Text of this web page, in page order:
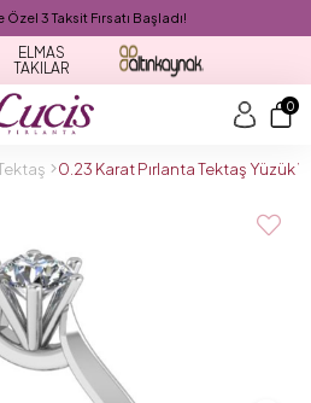
3 Taksit Fırsatı Başladı!
ELMAS
TAKILAR
0
0.23 Karat Pırlanta Tektaş Yüzük